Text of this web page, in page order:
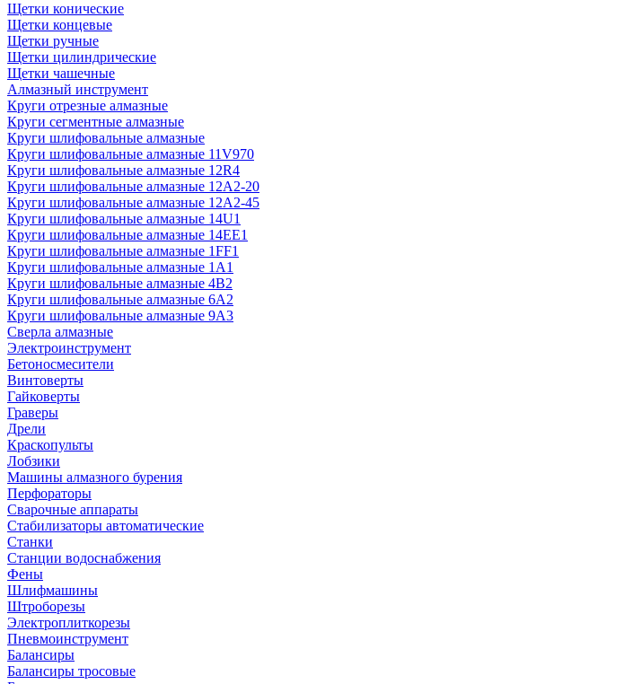
Щетки конические
Щетки концевые
Щетки ручные
Щетки цилиндрические
Щетки чашечные
Алмазный инструмент
Круги отрезные алмазные
Круги сегментные алмазные
Круги шлифовальные алмазные
Круги шлифовальные алмазные 11V970
Круги шлифовальные алмазные 12R4
Круги шлифовальные алмазные 12А2-20
Круги шлифовальные алмазные 12А2-45
Круги шлифовальные алмазные 14U1
Круги шлифовальные алмазные 14ЕЕ1
Круги шлифовальные алмазные 1FF1
Круги шлифовальные алмазные 1А1
Круги шлифовальные алмазные 4В2
Круги шлифовальные алмазные 6A2
Круги шлифовальные алмазные 9А3
Сверла алмазные
Электроинструмент
Бетоносмесители
Винтоверты
Гайковерты
Граверы
Дрели
Краскопульты
Лобзики
Машины алмазного бурения
Перфораторы
Сварочные аппараты
Стабилизаторы автоматические
Станки
Станции водоснабжения
Фены
Шлифмашины
Штроборезы
Электроплиткорезы
Пневмоинструмент
Балансиры
Балансиры тросовые